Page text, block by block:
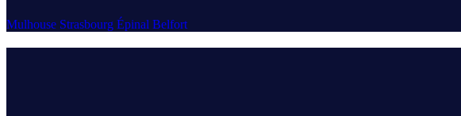
Mulhouse Strasbourg Épinal Belfort